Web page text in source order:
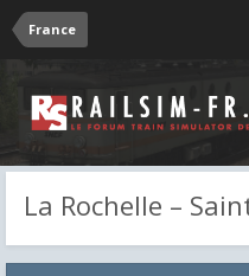
France
La Rochelle –